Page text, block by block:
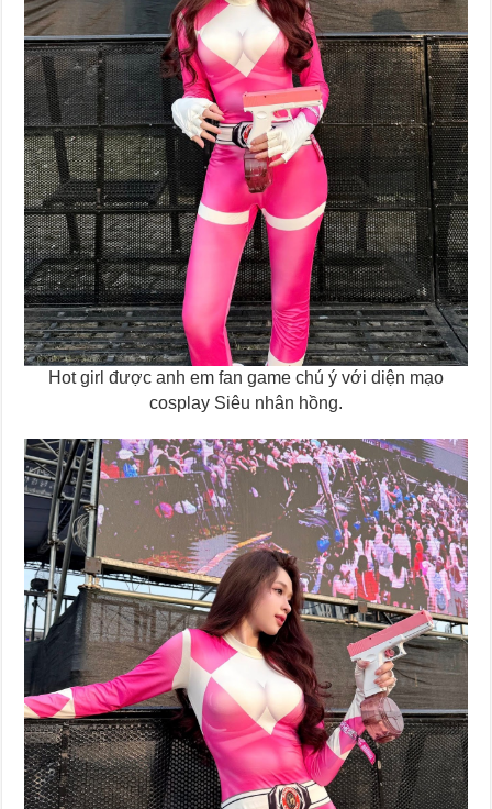
Hot girl được anh em fan game chú ý với diện mạo
cosplay Siêu nhân hồng.